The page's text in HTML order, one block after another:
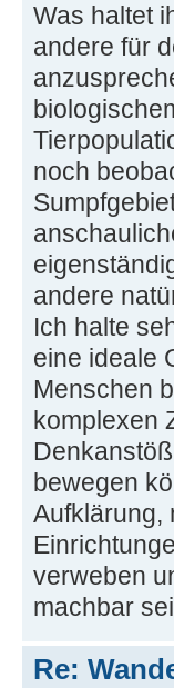
Was haltet
andere für
noch
andere
Ich halte
eine ideale
Menschen
komplexen
bewegen
Aufklärung,
verweben
machbar
Re: